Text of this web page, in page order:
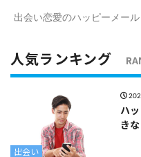
出会い恋愛のハッピーメール
人気ランキング
出会い
ハ
き